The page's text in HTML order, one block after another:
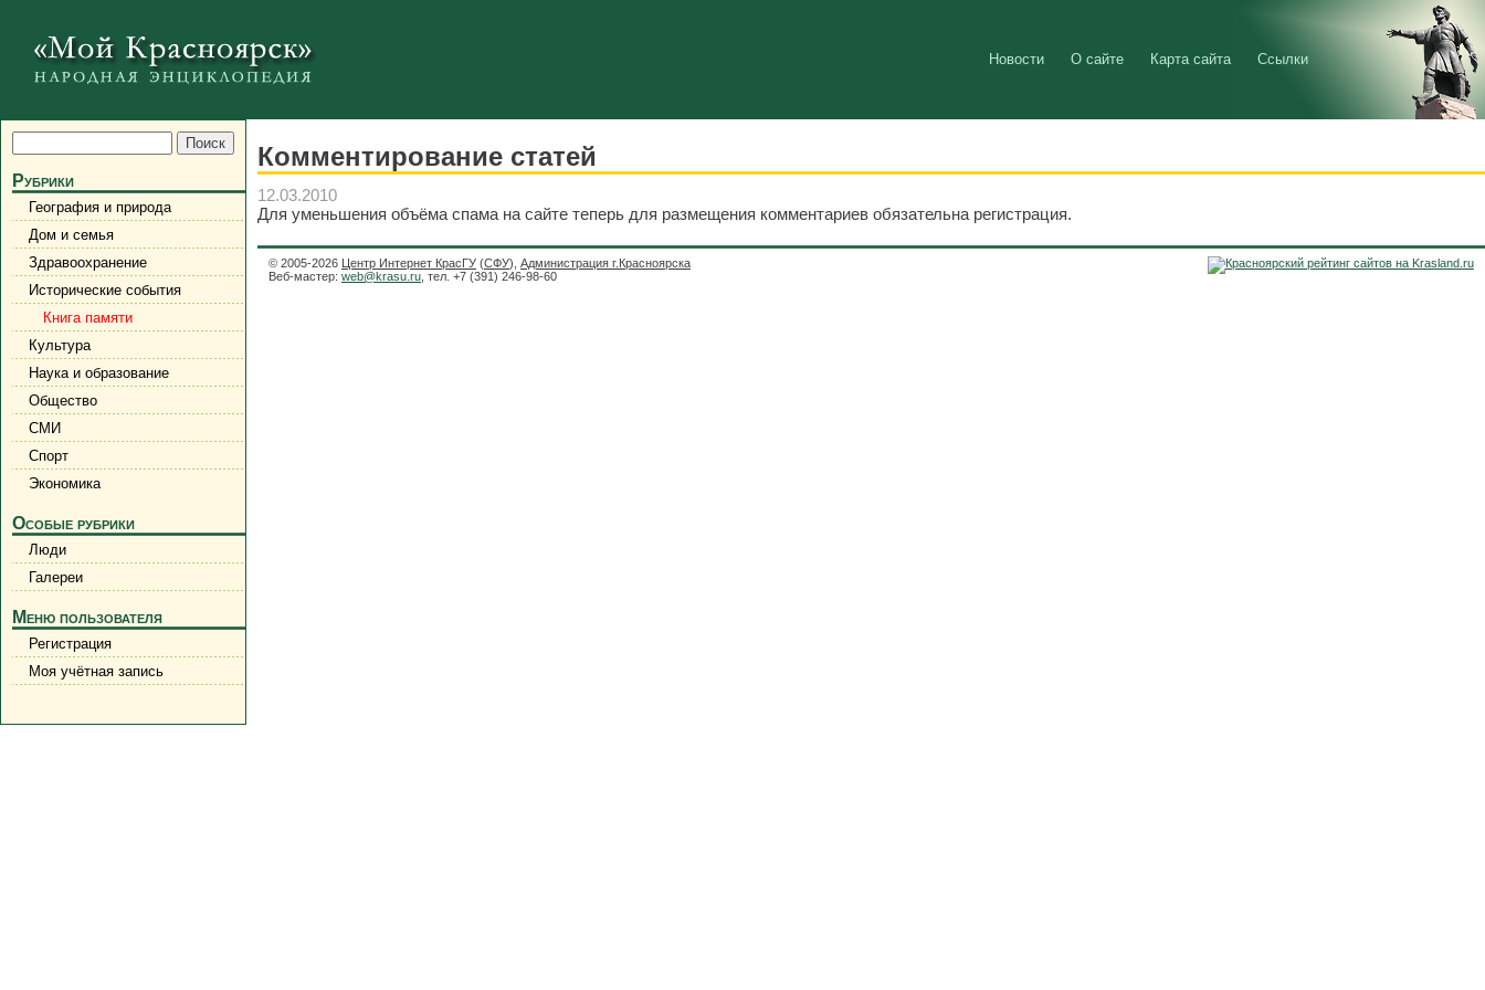
Новости О сайте Карта сайта Ссылки
Рубрики
География и природа
Дом и семья
Здравоохранение
Исторические события
Книга памяти
Культура
Наука и образование
Общество
СМИ
Спорт
Экономика
Особые рубрики
Люди
Галереи
Меню пользователя
Регистрация
Моя учётная запись
Комментирование статей
12.03.2010
Для уменьшения объёма спама на сайте теперь для размещения комментариев обязательна регистрация.
© 2005-2026 Центр Интернет КрасГУ (СФУ), Администрация г.Красноярска
Веб-мастер: web@krasu.ru , тел. +7 (391) 246-98-60